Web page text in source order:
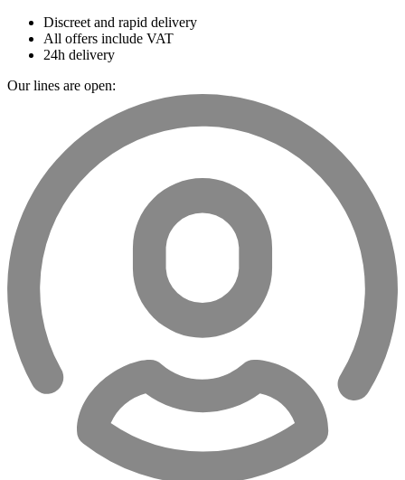
Discreet and rapid delivery
All offers include VAT
24h delivery
Our lines are open: